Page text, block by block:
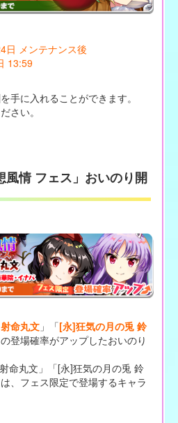
日 メンテナンス後
13:59
手に入れることができます。
さい。
風情 フェス」おいのり開
命丸文」「[永]狂気の月の兎 鈴
登場確率がアップしたおいのり
命丸文」「[永]狂気の月の兎 鈴
、フェス限定で登場するキャラ